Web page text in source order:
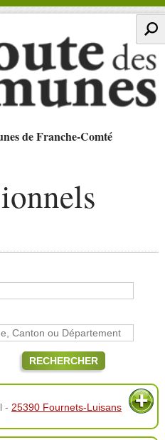
de Franche-Comté
RECHERCHER
- 25390 Fournets-Luisans